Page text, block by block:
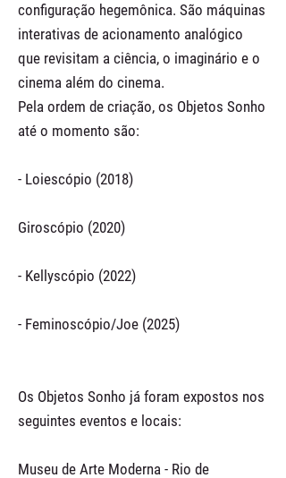
configuração hegemônica. São máquinas
interativas de acionamento analógico
que revisitam a ciência, o imaginário e o
cinema além do cinema.
Pela ordem de criação, os Objetos Sonho
até o momento são:
- Loiescópio (2018)
Giroscópio (2020)
- Kellyscópio (2022)
- Feminoscópio/Joe (2025)
Os Objetos Sonho já foram expostos nos
seguintes eventos e locais:
Museu de Arte Moderna - Rio de